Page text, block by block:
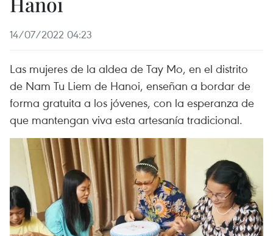
14/07/2022 04:23
Las mujeres de la aldea de Tay Mo, en el distrito
de Nam Tu Liem de Hanoi, enseñan a bordar de
forma gratuita a los jóvenes, con la esperanza de
que mantengan viva esta artesanía tradicional.